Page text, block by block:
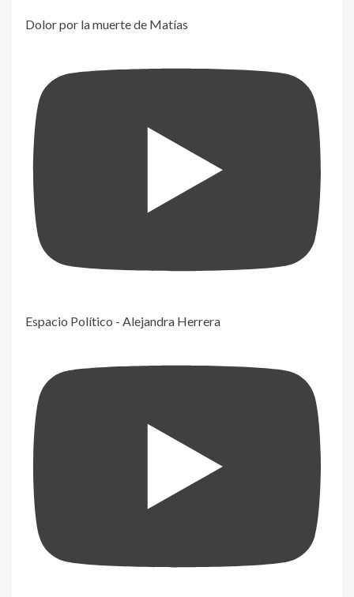
Dolor por la muerte de Matías
Espacio Político - Alejandra Herrera